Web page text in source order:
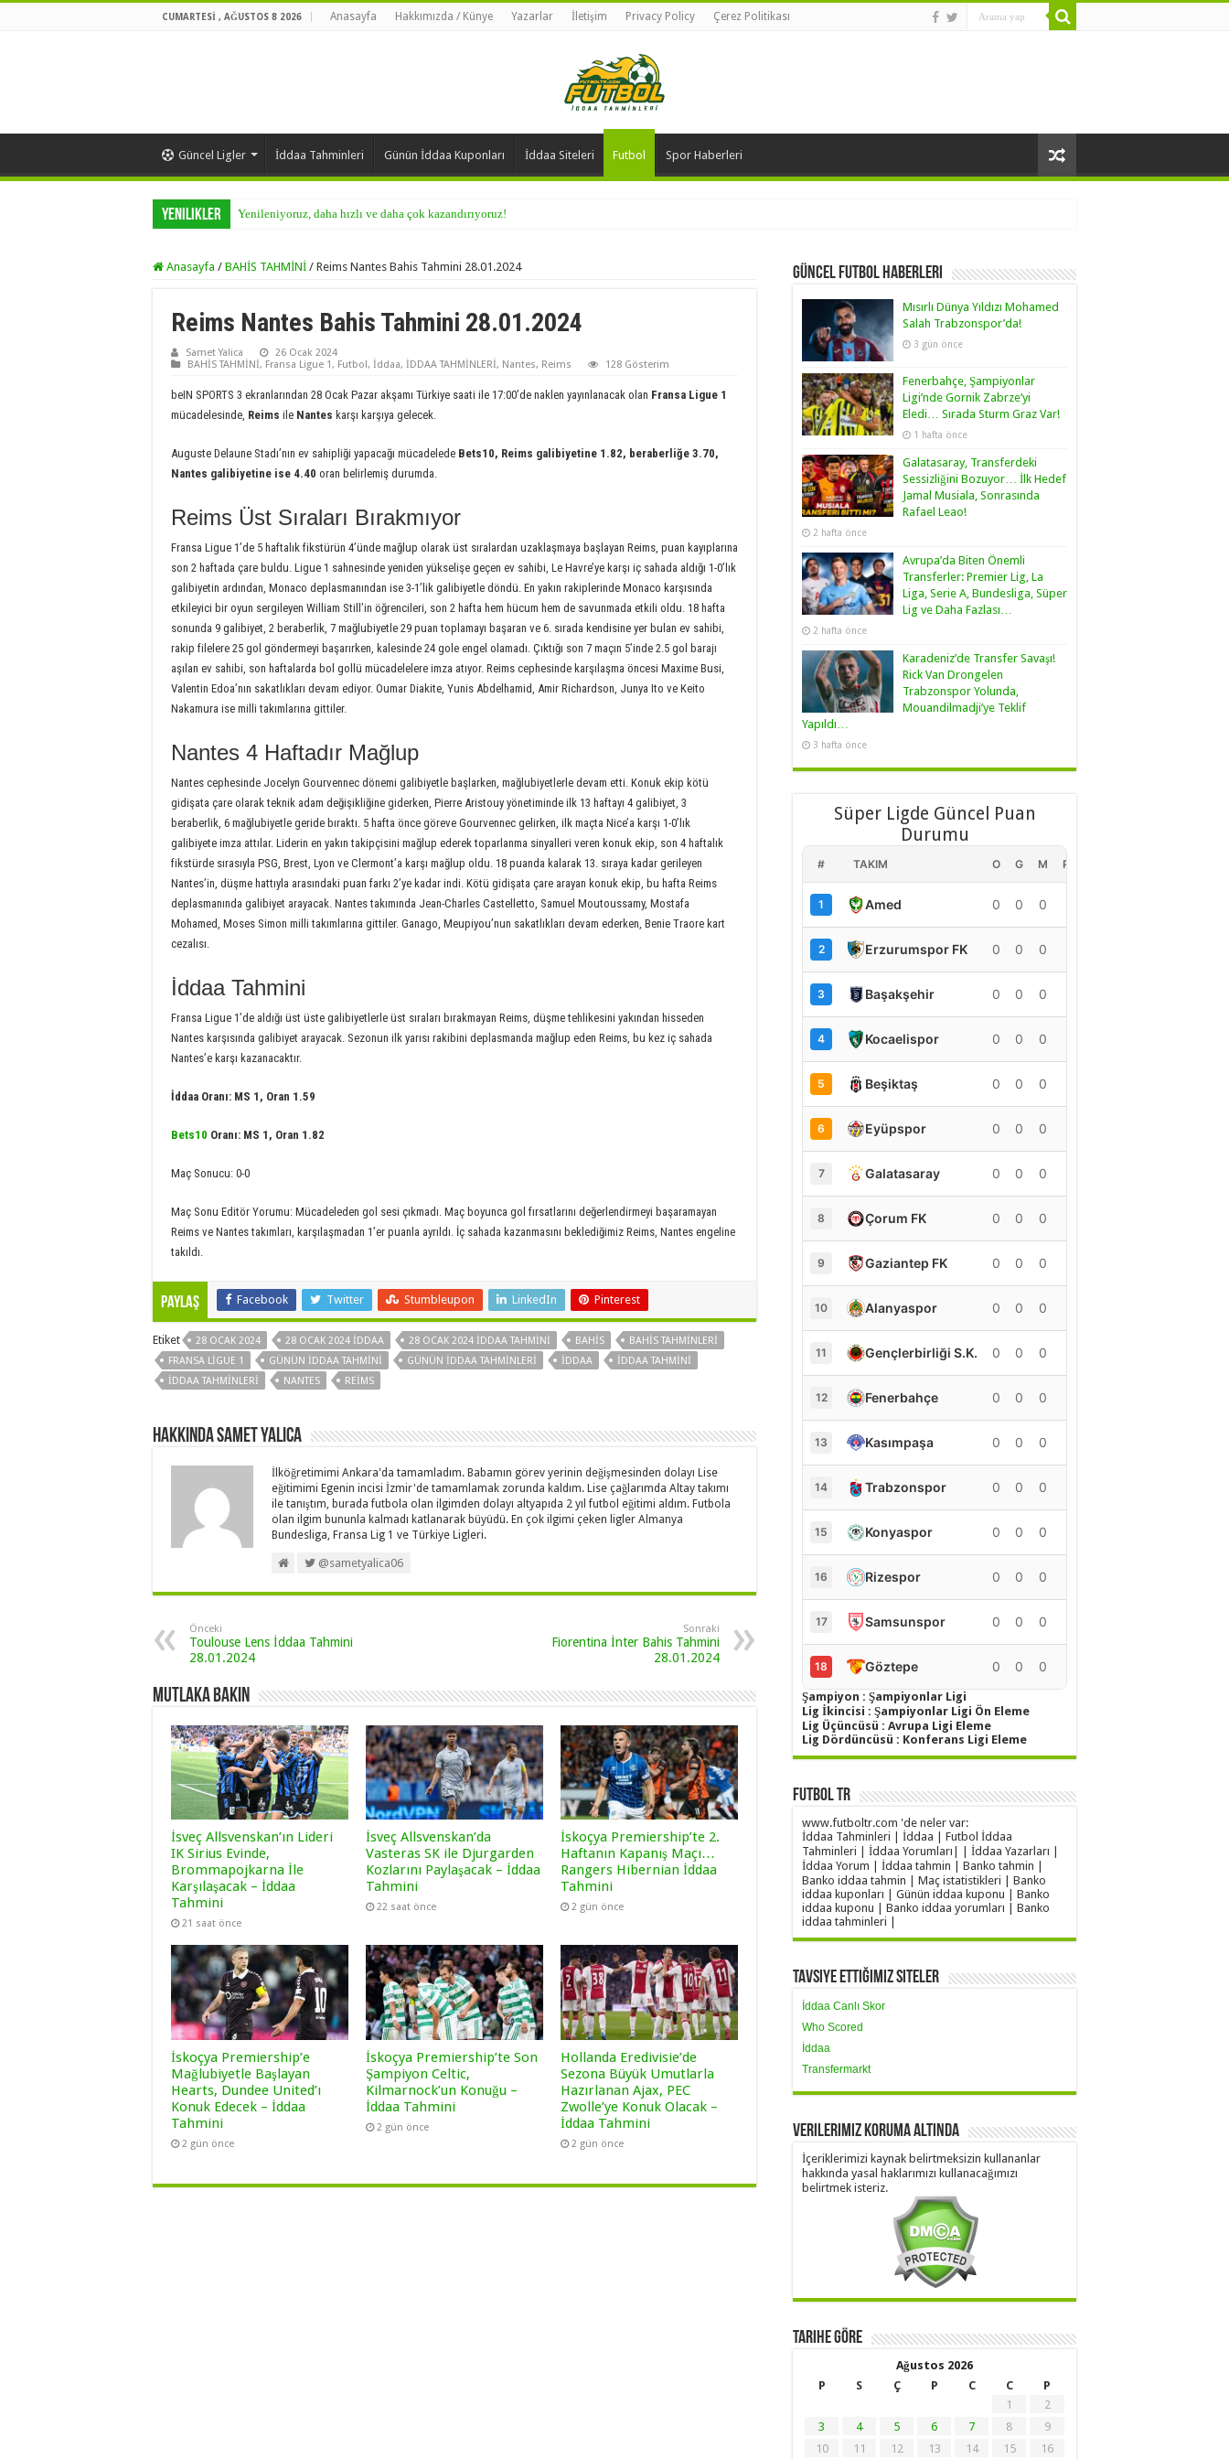
CUMARTESI , AĞUSTOS 8 2026 Anasayfa Hakkımızda / Künye Yazarlar İletişim Privacy Policy Çerez Politikası
Güncel Ligler İddaa Tahminleri Günün İddaa Kuponları İddaa Siteleri Futbol Spor Haberleri
Yenilikler Yenileniyoruz, daha hızlı ve daha çok kazandırıyoruz!
Anasayfa / BAHİS TAHMİNİ / Reims Nantes Bahis Tahmini 28.01.2024
Reims Nantes Bahis Tahmini 28.01.2024
Samet Yalica
26 Ocak 2024
BAHİS TAHMİNİ, Fransa Ligue 1, Futbol, İddaa, İDDAA TAHMİNLERİ, Nantes, Reims 128 Gösterim
beIN SPORTS 3 ekranlarından 28 Ocak Pazar akşamı Türkiye saati ile 17:00’de naklen yayınlanacak olan Fransa Ligue 1
mücadelesinde, Reims ile Nantes karşı karşıya gelecek.
Auguste Delaune Stadı’nın ev sahipliği yapacağı mücadelede Bets10, Reims galibiyetine 1.82, beraberliğe 3.70,
Nantes galibiyetine ise 4.40 oran belirlemiş durumda.
Reims Üst Sıraları Bırakmıyor
Fransa Ligue 1’de 5 haftalık fikstürün 4’ünde mağlup olarak üst sıralardan uzaklaşmaya başlayan Reims, puan kayıplarına
son 2 haftada çare buldu. Ligue 1 sahnesinde yeniden yükselişe geçen ev sahibi, Le Havre’ye karşı iç sahada aldığı 1-0’lık
galibiyetin ardından, Monaco deplasmanından ise 3-1’lik galibiyetle döndü. En yakın rakiplerinde Monaco karşısında
etkileyici bir oyun sergileyen William Still’in öğrencileri, son 2 hafta hem hücum hem de savunmada etkili oldu. 18 hafta
sonunda 9 galibiyet, 2 beraberlik, 7 mağlubiyetle 29 puan toplamayı başaran ve 6. sırada kendisine yer bulan ev sahibi,
rakip filelere 25 gol göndermeyi başarırken, kalesinde 24 gole engel olamadı. Çıktığı son 7 maçın 5’inde 2.5 gol barajı
aşılan ev sahibi, son haftalarda bol gollü mücadelelere imza atıyor. Reims cephesinde karşılaşma öncesi Maxime Busi,
Valentin Edoa’nın sakatlıkları devam ediyor. Oumar Diakite, Yunis Abdelhamid, Amir Richardson, Junya Ito ve Keito
Nakamura ise milli takımlarına gittiler.
Nantes 4 Haftadır Mağlup
Nantes cephesinde Jocelyn Gourvennec dönemi galibiyetle başlarken, mağlubiyetlerle devam etti. Konuk ekip kötü
gidişata çare olarak teknik adam değişikliğine giderken, Pierre Aristouy yönetiminde ilk 13 haftayı 4 galibiyet, 3
beraberlik, 6 mağlubiyetle geride bıraktı. 5 hafta önce göreve Gourvennec gelirken, ilk maçta Nice’a karşı 1-0’lık
galibiyete imza attılar. Liderin en yakın takipçisini mağlup ederek toparlanma sinyalleri veren konuk ekip, son 4 haftalık
fikstürde sırasıyla PSG, Brest, Lyon ve Clermont’a karşı mağlup oldu. 18 puanda kalarak 13. sıraya kadar gerileyen
Nantes’in, düşme hattıyla arasındaki puan farkı 2’ye kadar indi. Kötü gidişata çare arayan konuk ekip, bu hafta Reims
deplasmanında galibiyet arayacak. Nantes takımında Jean-Charles Castelletto, Samuel Moutoussamy, Mostafa
Mohamed, Moses Simon milli takımlarına gittiler. Ganago, Meupiyou’nun sakatlıkları devam ederken, Benie Traore kart
cezalısı.
İddaa Tahmini
Fransa Ligue 1’de aldığı üst üste galibiyetlerle üst sıraları bırakmayan Reims, düşme tehlikesini yakından hisseden
Nantes karşısında galibiyet arayacak. Sezonun ilk yarısı rakibini deplasmanda mağlup eden Reims, bu kez iç sahada
Nantes’e karşı kazanacaktır.
İddaa Oranı: MS 1, Oran 1.59
Bets10 Oranı: MS 1, Oran 1.82
Maç Sonucu: 0-0
Maç Sonu Editör Yorumu: Mücadeleden gol sesi çıkmadı. Maç boyunca gol fırsatlarını değerlendirmeyi başaramayan
Reims ve Nantes takımları, karşılaşmadan 1’er puanla ayrıldı. İç sahada kazanmasını beklediğimiz Reims, Nantes engeline
takıldı.
Paylaş Facebook Twitter Stumbleupon LinkedIn Pinterest
Etiket 28 OCAK 2024 28 OCAK 2024 İDDAA 28 OCAK 2024 İDDAA TAHMINI BAHIS
BAHIS TAHMINLERI
FRANSA LIGUE 1
GÜNÜN IDDAA TAHMINI GÜNÜN IDDAA TAHMINLERI IDDAA
IDDAA TAHMINI
IDDAA TAHMINLERI
NANTES REIMS
Hakkında Samet Yalica
İlköğretimimi Ankara'da tamamladım. Babamın görev yerinin değişmesinden dolayı Lise
eğitimimi Egenin incisi İzmir'de tamamlamak zorunda kaldım. Lise çağlarımda Altay takımı
ile tanıştım, burada futbola olan ilgimden dolayı altyapıda 2 yıl futbol eğitimi aldım. Futbola
olan ilgim bununla kalmadı katlanarak büyüdü. En çok ilgimi çeken ligler Almanya
Bundesliga, Fransa Lig 1 ve Türkiye Ligleri.
@sametyalica06
Önceki
Toulouse Lens İddaa Tahmini
28.01.2024
Sonraki
Fiorentina İnter Bahis Tahmini
28.01.2024
Mutlaka Bakın
İsveç Allsvenskan’ın Lideri
IK Sirius Evinde,
Brommapojkarna İle
Karşılaşacak – İddaa
Tahmini
21 saat önce
İsveç Allsvenskan’da
Vasteras SK ile Djurgarden
Kozlarını Paylaşacak – İddaa
Tahmini
22 saat önce
İskoçya Premiership’te 2.
Haftanın Kapanış Maçı…
Rangers Hibernian İddaa
Tahmini
2 gün önce
İskoçya Premiership’e
Mağlubiyetle Başlayan
Hearts, Dundee United’ı
Konuk Edecek – İddaa
Tahmini
2 gün önce
İskoçya Premiership’te Son
Şampiyon Celtic,
Kilmarnock’un Konuğu –
İddaa Tahmini
2 gün önce
Hollanda Eredivisie’de
Sezona Büyük Umutlarla
Hazırlanan Ajax, PEC
Zwolle’ye Konuk Olacak –
İddaa Tahmini
2 gün önce
Güncel Futbol Haberleri
Mısırlı Dünya Yıldızı Mohamed
Salah Trabzonspor’da!
3 gün önce
Fenerbahçe, Şampiyonlar
Ligi’nde Gornik Zabrze’yi
Eledi… Sırada Sturm Graz Var!
1 hafta önce
Galatasaray, Transferdeki
Sessizliğini Bozuyor… İlk Hedef
Jamal Musiala, Sonrasında
Rafael Leao!
2 hafta önce
Avrupa’da Biten Önemli
Transferler: Premier Lig, La
Liga, Serie A, Bundesliga, Süper
Lig ve Daha Fazlası…
2 hafta önce
Karadeniz’de Transfer Savaşı!
Rick Van Drongelen
Trabzonspor Yolunda,
Mouandilmadji’ye Teklif
Yapıldı…
3 hafta önce
Süper Ligde Güncel Puan
Durumu
# TAKIM O G M PUAN
1 Amed 0 0 0
2 Erzurumspor FK 0 0 0
3 Başakşehir 0 0 0
4 Kocaelispor 0 0 0
5 Beşiktaş 0 0 0
6 Eyüpspor 0 0 0
7 Galatasaray 0 0 0
8 Çorum FK 0 0 0
9 Gaziantep FK 0 0 0
10 Alanyaspor 0 0 0
11 Gençlerbirliği S.K. 0 0 0
12 Fenerbahçe 0 0 0
13 Kasımpaşa 0 0 0
14 Trabzonspor 0 0 0
15 Konyaspor 0 0 0
16 Rizespor 0 0 0
17 Samsunspor 0 0 0
18 Göztepe 0 0 0
Şampiyon : Şampiyonlar Ligi
Lig İkincisi : Şampiyonlar Ligi Ön Eleme
Lig Üçüncüsü : Avrupa Ligi Eleme
Lig Dördüncüsü : Konferans Ligi Eleme
Futbol TR
www.futboltr.com 'de neler var:
İddaa Tahminleri | İddaa | Futbol İddaa
Tahminleri | İddaa Yorumları| | İddaa Yazarları |
İddaa Yorum | İddaa tahmin | Banko tahmin |
Banko iddaa tahmin | Maç istatistikleri | Banko
iddaa kuponları | Günün iddaa kuponu | Banko
iddaa kuponu | Banko iddaa yorumları | Banko
iddaa tahminleri |
Tavsiye Ettiğimiz Siteler
İddaa Canlı Skor
Who Scored
İddaa
Transfermarkt
Verilerimiz Koruma Altında
İçeriklerimizi kaynak belirtmeksizin kullananlar
hakkında yasal haklarımızı kullanacağımızı
belirtmek isteriz.
Tarihe Göre
Ağustos 2026
P
S Ç P C C
P
1
2
3
4 5 6 7 8
9
10
11 12 13 14 15
16